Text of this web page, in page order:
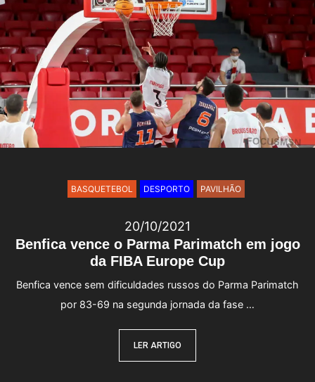
Benfica vence o Parma Parimatch em jogo
da FIBA Europe Cup
20/10/2021
Benfica vence sem dificuldades russos do Parma Parimatch
por 83-69 na segunda jornada da fase …
LER ARTIGO
BASQUETEBOL DESPORTO PAVILHÃO